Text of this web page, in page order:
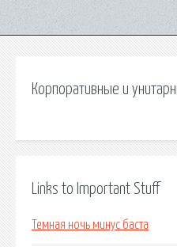
Корпоративные и
Links to Important Stuff
Темная ночь минус баста